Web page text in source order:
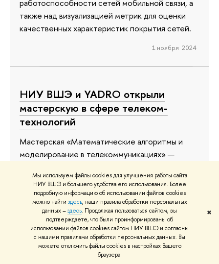
Мы используем файлы cookies для улучшения работы сайта
НИУ ВШЭ и большего удобства его использования. Более
подробную информацию об использовании файлов cookies
можно найти здесь, наши правила обработки персональных
данных –здесь. Продолжая пользоваться сайтом, вы
подтверждаете, что были проинформированы об
использовании файлов cookies сайтом НИУ ВШЭ и согласны
с нашими правилами обработки персональных данных. Вы
можете отключить файлы cookies в настройках Вашего
браузера.
✖
работоспособности сетей мобильной связи, а
также над визуализацией метрик для оценки
качественных характеристик покрытия сетей.
1 ноября 2024
НИУ ВШЭ и YADRO открыли
мастерскую в сфере телеком-
технологий
Мастерская «Математические алгоритмы и
моделирование в телекоммуникациях» —
электроники и математики им. А.Н. Тихонова
НИУ ВШЭ и компании YADRO. В мастерской под
руководством преподавателей МИЭМ и
экспертов компании YADRO студенты Высшей
школы экономики, успешно прошедшие отбор,
будут искать решения актуальных задач по
внедрению мобильной связи 4-го и 5-го